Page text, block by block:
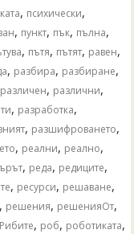
, психически,
, пункт, пък, пълна,
, пътя, пътят, равен,
, разбира, разбиране,
различен, различни,
, разработка,
, разшифроването,
, реални, реално,
, реда, редиците,
, ресурси, решаване,
, решения, решенияОт,
Рибите, роб, роботиката,